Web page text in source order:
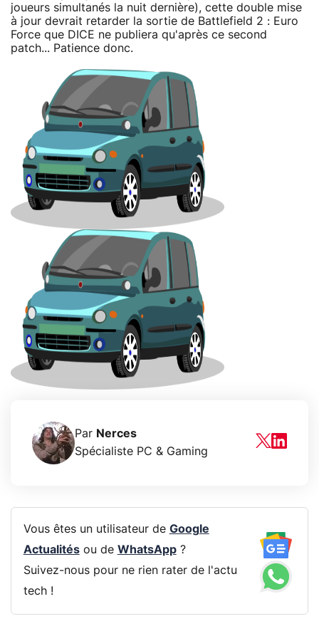
joueurs simultanés la nuit dernière), cette double mise
à jour devrait retarder la sortie de Battlefield 2 : Euro
Force que DICE ne publiera qu'après ce second
patch... Patience donc.
Par Nerces
Spécialiste PC & Gaming
Vous êtes un utilisateur de Google
Actualitésou de WhatsApp?
Suivez-nous pour ne rien rater de l'actu
tech !